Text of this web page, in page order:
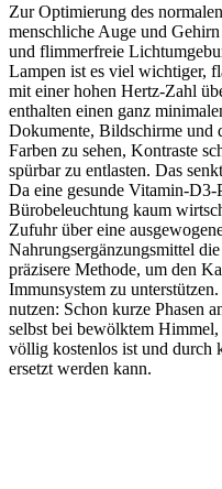
Zur Optimierung des
menschliche Auge und
und flimmerfreie
Lampen ist es viel wichtiger,
mit einer hohen Hertz-Zahl
enthalten einen ganz
Dokumente, Bildschirme und
Farben zu sehen, Kontraste
spürbar zu entlasten. Das
Da eine gesunde Vitamin-
Bürobeleuchtung kaum
Zufuhr über eine
Nahrungsergänzungsmittel
präzisere Methode, um den
Immunsystem zu
nutzen: Schon kurze Phasen
selbst bei bewölktem
völlig kostenlos ist und durch
ersetzt werden kann.